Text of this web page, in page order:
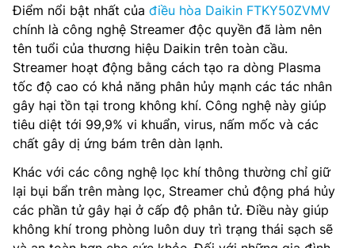
Điểm nổi bật nhất của điều hòa Daikin FTKY50ZVMV
chính là công nghệ Streamer độc quyền đã làm nên
tên tuổi của thương hiệu Daikin trên toàn cầu.
Streamer hoạt động bằng cách tạo ra dòng Plasma
tốc độ cao có khả năng phân hủy mạnh các tác nhân
gây hại tồn tại trong không khí. Công nghệ này giúp
tiêu diệt tới 99,9% vi khuẩn, virus, nấm mốc và các
chất gây dị ứng bám trên dàn lạnh.
Khác với các công nghệ lọc khí thông thường chỉ giữ
lại bụi bẩn trên màng lọc, Streamer chủ động phá hủy
các phần tử gây hại ở cấp độ phân tử. Điều này giúp
không khí trong phòng luôn duy trì trạng thái sạch sẽ